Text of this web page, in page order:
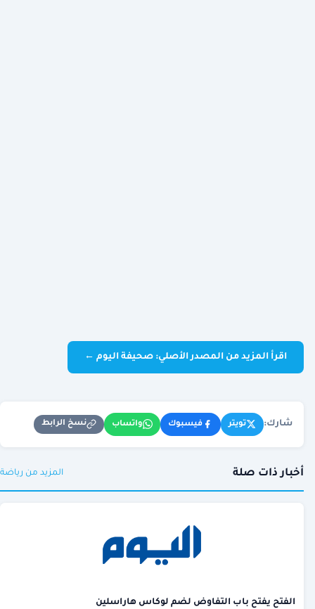
اقرأ المزيد من المصدر الأصلي: صحيفة اليوم ←
شارك: تويتر فيسبوك واتساب نسخ الرابط
أخبار ذات صلة المزيد من رياضة
الفتح يفتح باب التفاوض لضم لوكاس هاراسلين